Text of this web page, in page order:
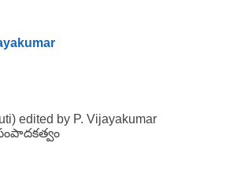
edited by P. Vijayakumar